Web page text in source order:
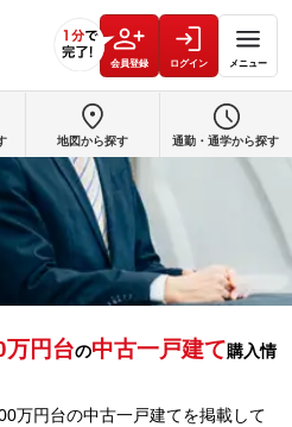
会員登録 ログイン メニュー
万円台の中古一戸建て購入情
万円台の中古一戸建てを掲載して
地図から探す 通勤・通学から探す